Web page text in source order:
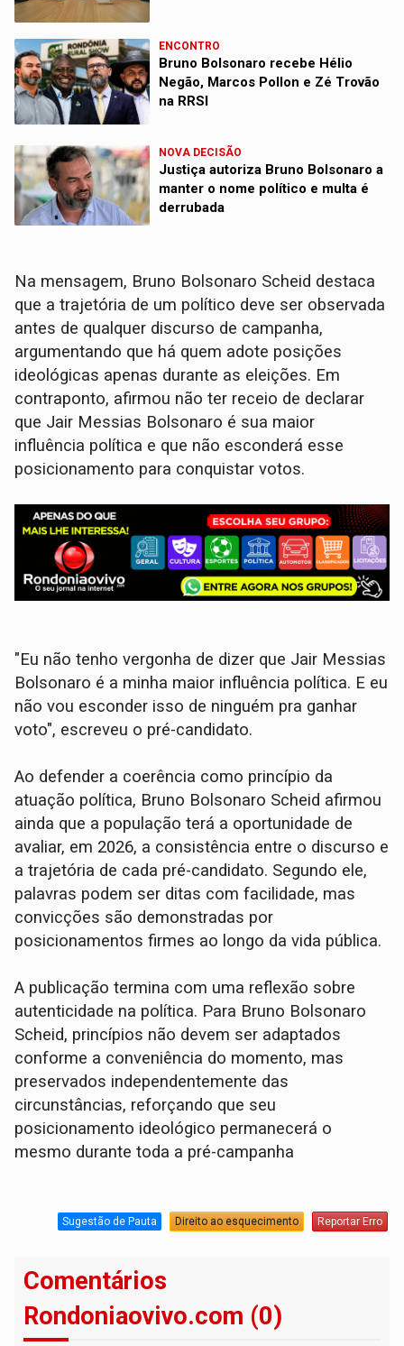
ENCONTRO
Bruno Bolsonaro recebe Hélio
Negão, Marcos Pollon e Zé Trovão
na RRSI
NOVA DECISÃO
Justiça autoriza Bruno Bolsonaro a
manter o nome político e multa é
derrubada
Na mensagem, Bruno Bolsonaro Scheid destaca
que a trajetória de um político deve ser observada
antes de qualquer discurso de campanha,
argumentando que há quem adote posições
ideológicas apenas durante as eleições. Em
contraponto, afirmou não ter receio de declarar
que Jair Messias Bolsonaro é sua maior
influência política e que não esconderá esse
posicionamento para conquistar votos.
"Eu não tenho vergonha de dizer que Jair Messias
Bolsonaro é a minha maior influência política. E eu
não vou esconder isso de ninguém pra ganhar
voto", escreveu o pré-candidato.
Ao defender a coerência como princípio da
atuação política, Bruno Bolsonaro Scheid afirmou
ainda que a população terá a oportunidade de
avaliar, em 2026, a consistência entre o discurso e
a trajetória de cada pré-candidato. Segundo ele,
palavras podem ser ditas com facilidade, mas
convicções são demonstradas por
posicionamentos firmes ao longo da vida pública.
A publicação termina com uma reflexão sobre
autenticidade na política. Para Bruno Bolsonaro
Scheid, princípios não devem ser adaptados
conforme a conveniência do momento, mas
preservados independentemente das
circunstâncias, reforçando que seu
posicionamento ideológico permanecerá o
mesmo durante toda a pré-campanha
Sugestão de Pauta Direito ao esquecimento Reportar Erro
Comentários
Rondoniaovivo.com (0)